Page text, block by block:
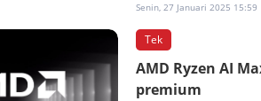
Senin, 27 Januari 2025 15:59
Tek
AMD Ryzen AI
premium